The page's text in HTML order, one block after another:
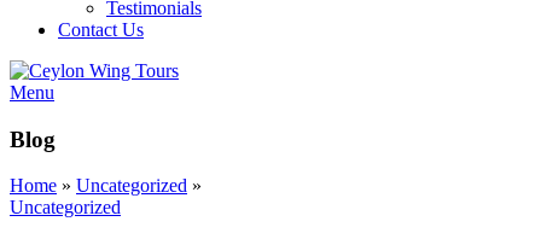
Testimonials
Contact Us
Menu
Blog
Home » Uncategorized »
Uncategorized